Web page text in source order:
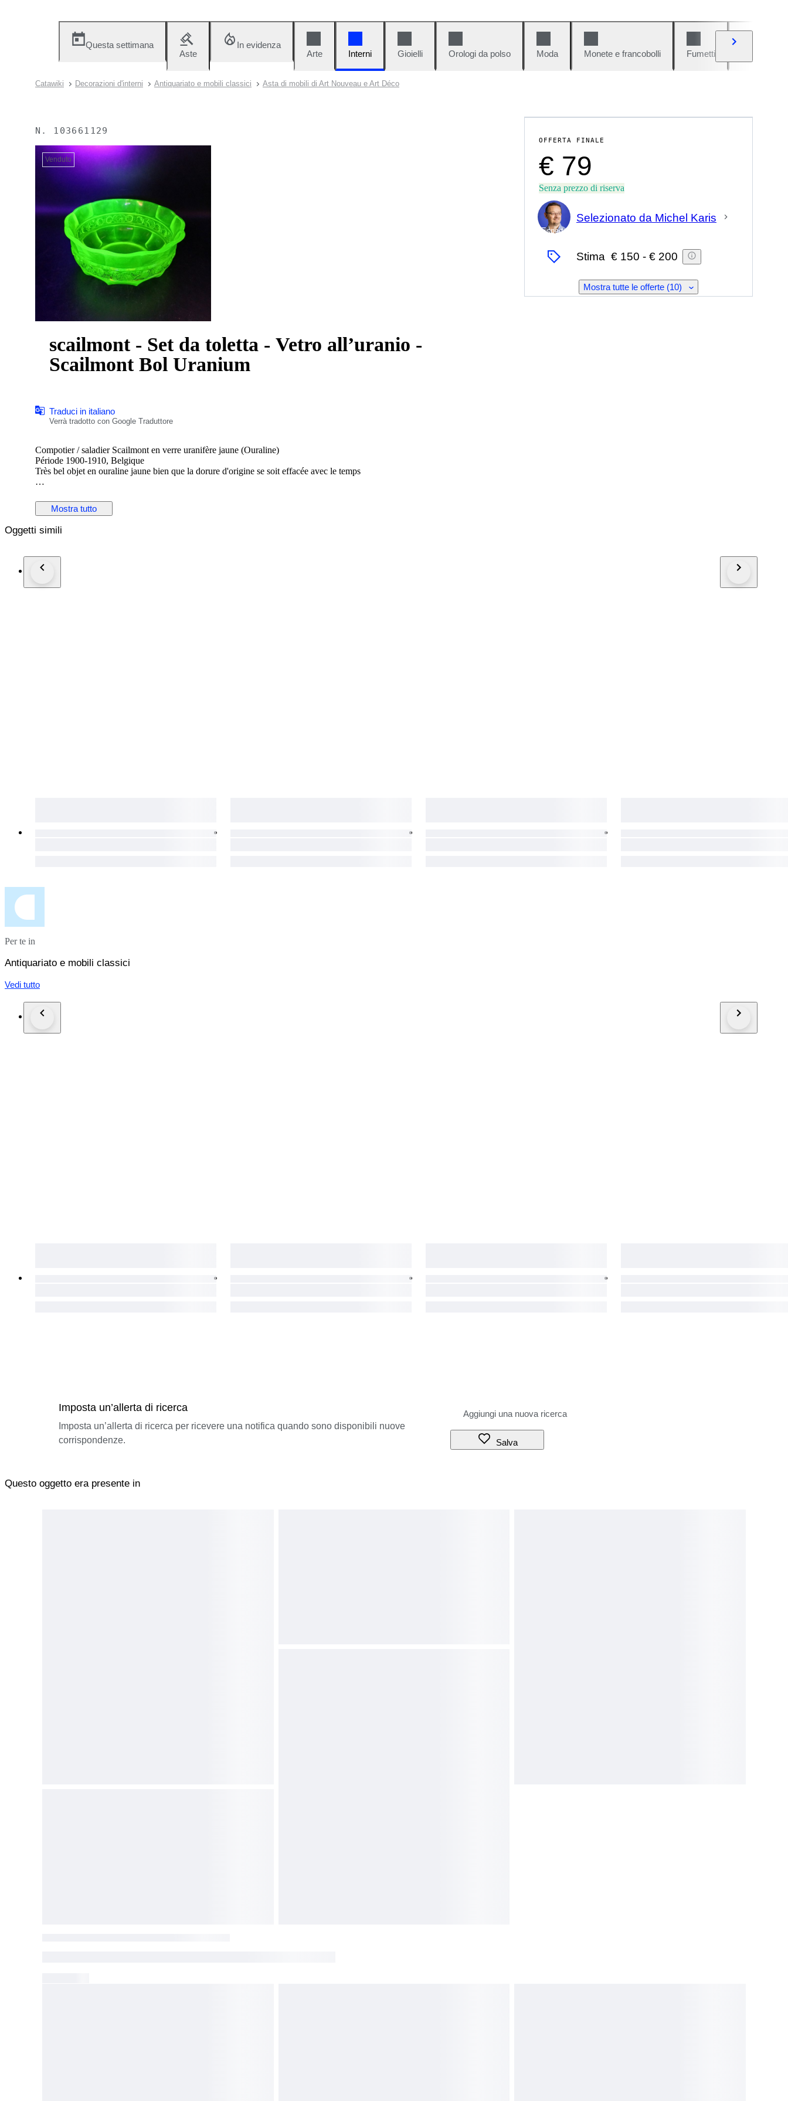
Questa settimana
Aste
In evidenza
Arte
Interni Gioielli Orologi da polso Moda Monete e francobolli Fumetti
Catawiki Decorazioni d'interni Antiquariato e mobili classici Asta di mobili di Art Nouveau e Art Déco
N. 103661129
Venduto
scailmont - Set da toletta - Vetro all’uranio -
Scailmont Bol Uranium
Traduci in italiano
Verrà tradotto con Google Traduttore
Compotier / saladier Scailmont en verre uranifère jaune (Ouraline)
Période 1900-1910, Belgique
Très bel objet en ouraline jaune bien que la dorure d'origine se soit effacée avec le temps
Un must pour tout collectionneur d'ouraline
Mostra tutto
OFFERTA FINALE
€ 79
Senza prezzo di riserva
Esperto
Selezionato da Michel Karis
Stima € 150 - € 200
Mostra tutte le offerte (10)
Oggetti simili
Per te in
Antiquariato e mobili classici
Vedi tutto
Imposta un’allerta di ricerca
Imposta un’allerta di ricerca per ricevere una notifica quando sono disponibili nuove
corrispondenze.
Salva
Questo oggetto era presente in